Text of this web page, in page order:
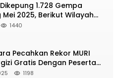
1.728 Gempa
2025, Berikut Wilayah
Diguncang!
1440
Pecahkan Rekor MURI
Gratis Dengan Peserta
1198